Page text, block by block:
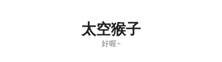
太空猴子
好喔~